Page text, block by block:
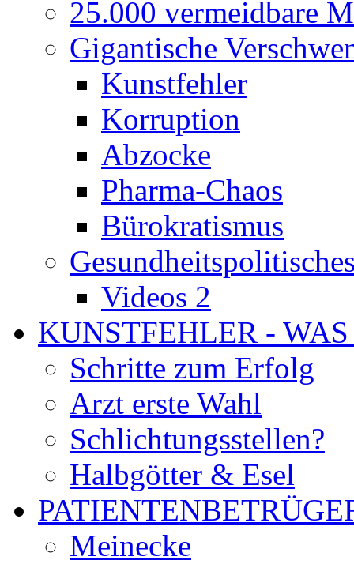
25.000 vermeidbare
Gigantische
Kunstfehler
Korruption
Abzocke
Pharma-Chaos
Bürokratismus
Videos 2
KUNSTFEHLER -
Schritte zum Erfolg
Arzt erste Wahl
Schlichtungsstellen?
Halbgötter & Esel
Meinecke